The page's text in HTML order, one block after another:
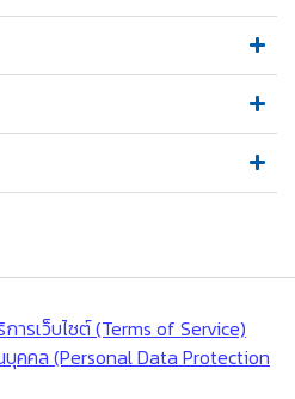
ารเว็บไซต์ (Terms of Service)
คคล (Personal Data Protection